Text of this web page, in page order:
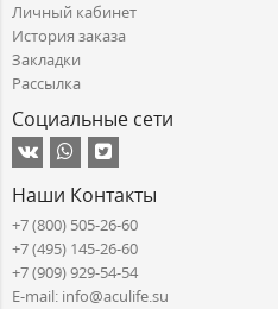
Личный кабинет
История заказа
Закладки
Рассылка
Социальные сети
Наши Контакты
+7 (800) 505-26-60
+7 (495) 145-26-60
+7 (909) 929-54-54
E-mail: info@aculife.su